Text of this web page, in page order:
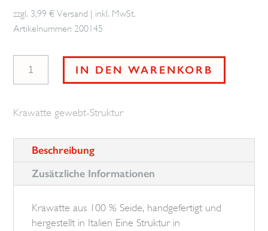
zzgl. 3,99 € Versand | inkl. MwSt.
Artikelnummer: 200145
BROSKA
IN DEN WARENKORB
Krawatte gewebt-Struktur
Beschreibung
Zusätzliche Informationen
Krawatte aus 100 % Seide, handgefertigt und
hergestellt in Italien Eine Struktur in